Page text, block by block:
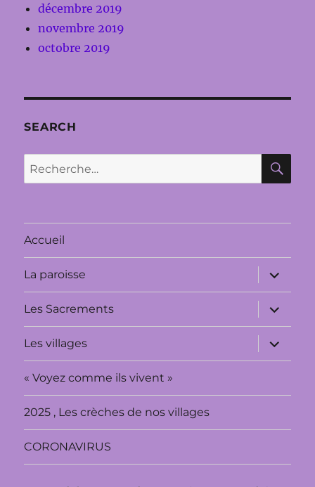
décembre 2019
novembre 2019
octobre 2019
SEARCH
Recherche
pour :
Accueil
La paroisse
ouvrir
le
sous-
menu
Les Sacrements
ouvrir
le
sous-
menu
Les villages
ouvrir
le
sous-
« Voyez comme ils vivent »
2025 , Les crèches de nos villages
CORONAVIRUS